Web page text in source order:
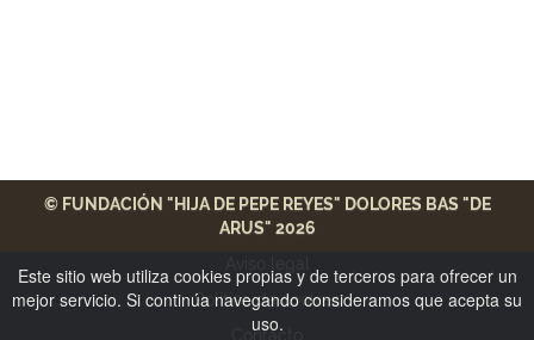
© FUNDACIÓN "HIJA DE PEPE REYES" DOLORES BAS "DE
ARUS" 2026
Política de cookies
Contacto
Este sitio web utiliza cookies propias y de terceros para ofrecer un
mejor servicio. Si continúa navegando consideramos que acepta su
uso.